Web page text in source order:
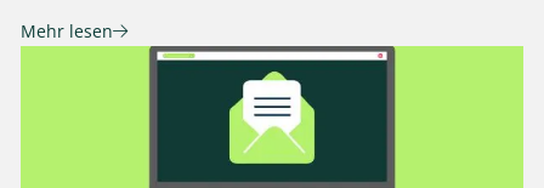
Mehr lesen